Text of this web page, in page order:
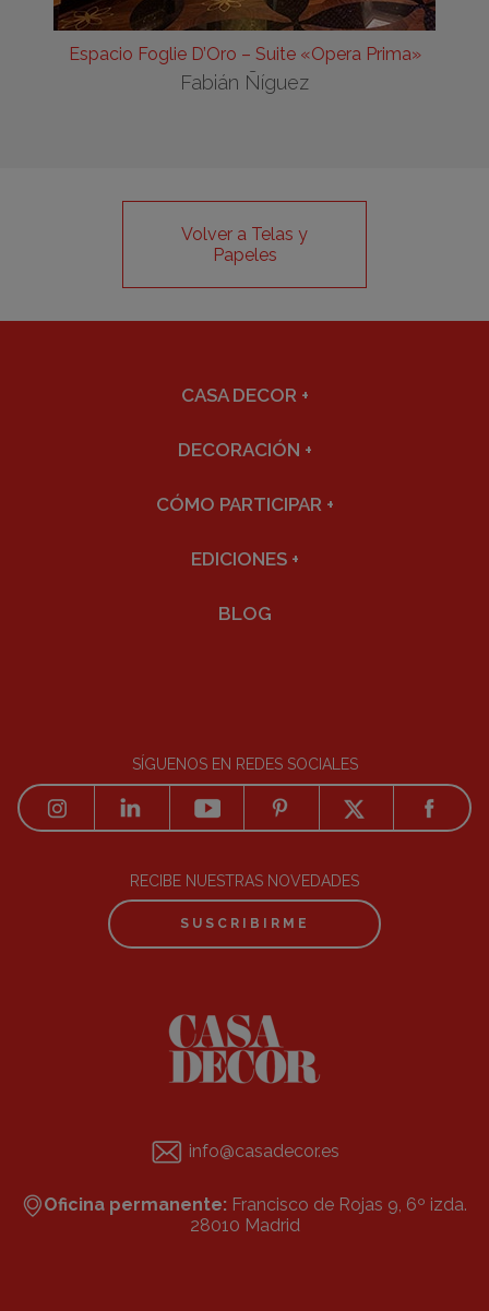
Espacio Foglie D’Oro – Suite «Opera Prima»
Fabián Ñíguez
Volver a Telas y
Papeles
CASA DECOR +
DECORACIÓN +
CÓMO PARTICIPAR +
EDICIONES +
BLOG
SÍGUENOS EN REDES SOCIALES
RECIBE NUESTRAS NOVEDADES
SUSCRIBIRME
info@casadecor.es
Oficina permanente: Francisco de Rojas 9, 6º izda.
28010 Madrid